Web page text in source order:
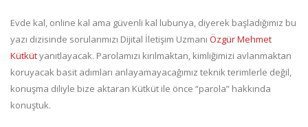
Evde kal, online kal ama güvenli kal lubunya, diyerek başladığımız bu
yazı dizisinde sorularımızı Dijital İletişim Uzmanı Özgür Mehmet
Kütkütyanıtlayacak. Parolamızı kırılmaktan, kimliğimizi avlanmaktan
koruyacak basit adımları anlayamayacağımız teknik terimlerle değil,
konuşma diliyle bize aktaran Kütküt ile önce “parola” hakkında
konuştuk.